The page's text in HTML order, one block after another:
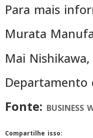
Para mais
Murata
Mai Nishikawa,
Departamento
Fonte: BUSINESS
Compartilhe isso: